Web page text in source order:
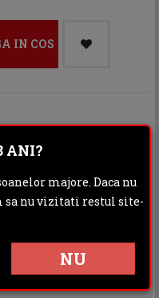
IN COS
ANI?
majore. Daca nu
nu vizitati restul site-
NU